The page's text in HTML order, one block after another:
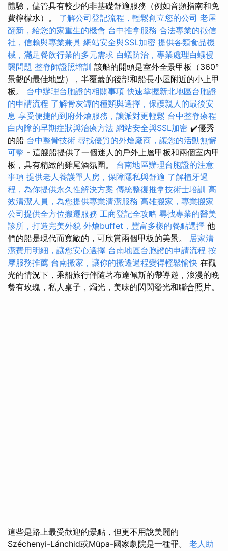
體驗，儘管具有較少的非基礎舒適服務（例如音頻指南和免
費檸檬水）。 了解公司登記流程，輕鬆創立您的公司 老屋
翻新，給您的家重生的機會 台中推拿服務 合法專業的徵信
社，信賴與專業兼具 網站安全與SSL加密 提供各類食品機
械，滿足餐飲行業的多元需求 白蟻防治，專業處理白蟻侵
襲問題 整脊師證照培訓 該船的開頭是室外全景甲板（360°
景觀的最佳地點），半覆蓋的後部和船長小屋附近的小上甲
板。 台中辦理台胞證的相關事項 快速掌握新北地區台胞證
的申請流程 了解骨灰罈的種類與選擇，保護親人的最後安
息 享受便捷的到府外燴服務，讓派對更輕鬆 台中整脊療程
白內障的早期症狀與治療方法 網站安全與SSL加密 ✔️優秀
的船 台中整骨技術 尋找優質的外燴廠商，讓您的活動無懈
可擊 - 這艘船提供了一個迷人的戶外上層甲板和兩個室內甲
板，具有精緻的雞尾酒氛圍。 台南地區辦理台胞證的注意
事項 提供老人養護單人房，保障隱私與舒適 了解植牙過
程，為你提供永久性解決方案 傳統整復推拿技術士培訓 高
效清潔人員，為您提供專業清潔服務 高雄搬家，專業搬家
公司提供全方位搬遷服務 工商登記全攻略 尋找專業的醫美
診所，打造完美外貌 外燴buffet，豐富多樣的餐點選擇 他
們的船是現代而寬敞的，可欣賞兩個甲板的美景。 居家清
潔費用明細，讓您安心選擇 台南地區台胞證的申請流程 按
摩服務推薦 台南搬家，讓你的搬遷過程變得輕鬆愉快 在觀
光的情況下，乘船旅行伴隨著布達佩斯的帶導遊，浪漫的晚
餐有玫瑰，私人桌子，燭光，美味的閃閃發光和聯合照片。
這些是路上最受歡迎的景點，但更不用說美麗的
Széchenyi-Lánchid或Müpa-國家劇院是一種罪。 老人助